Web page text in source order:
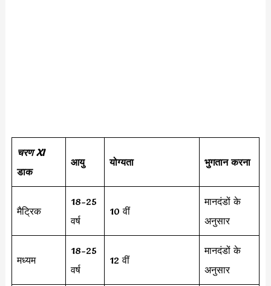
चरण XI
डाक
आयु योग्यता भुगतान करना
मैट्रिक
18-25
वर्ष
10 वीं
मानदंडों के
अनुसार
मध्यम
18-25
वर्ष
12 वीं
मानदंडों के
अनुसार